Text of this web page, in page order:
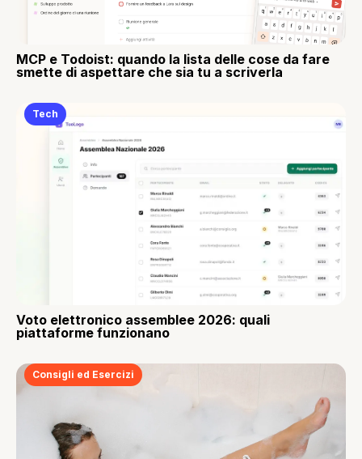
MCP e Todoist: quando la lista delle cose da fare
smette di aspettare che sia tu a scriverla
Tech
Voto elettronico assemblee 2026: quali
piattaforme funzionano
Consigli ed Esercizi